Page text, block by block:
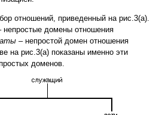
отношений, приведенный на рис.3(а).
непростые домены отношения
– непростой домен отношения
на рис.3(а) показаны именно эти
доменов.